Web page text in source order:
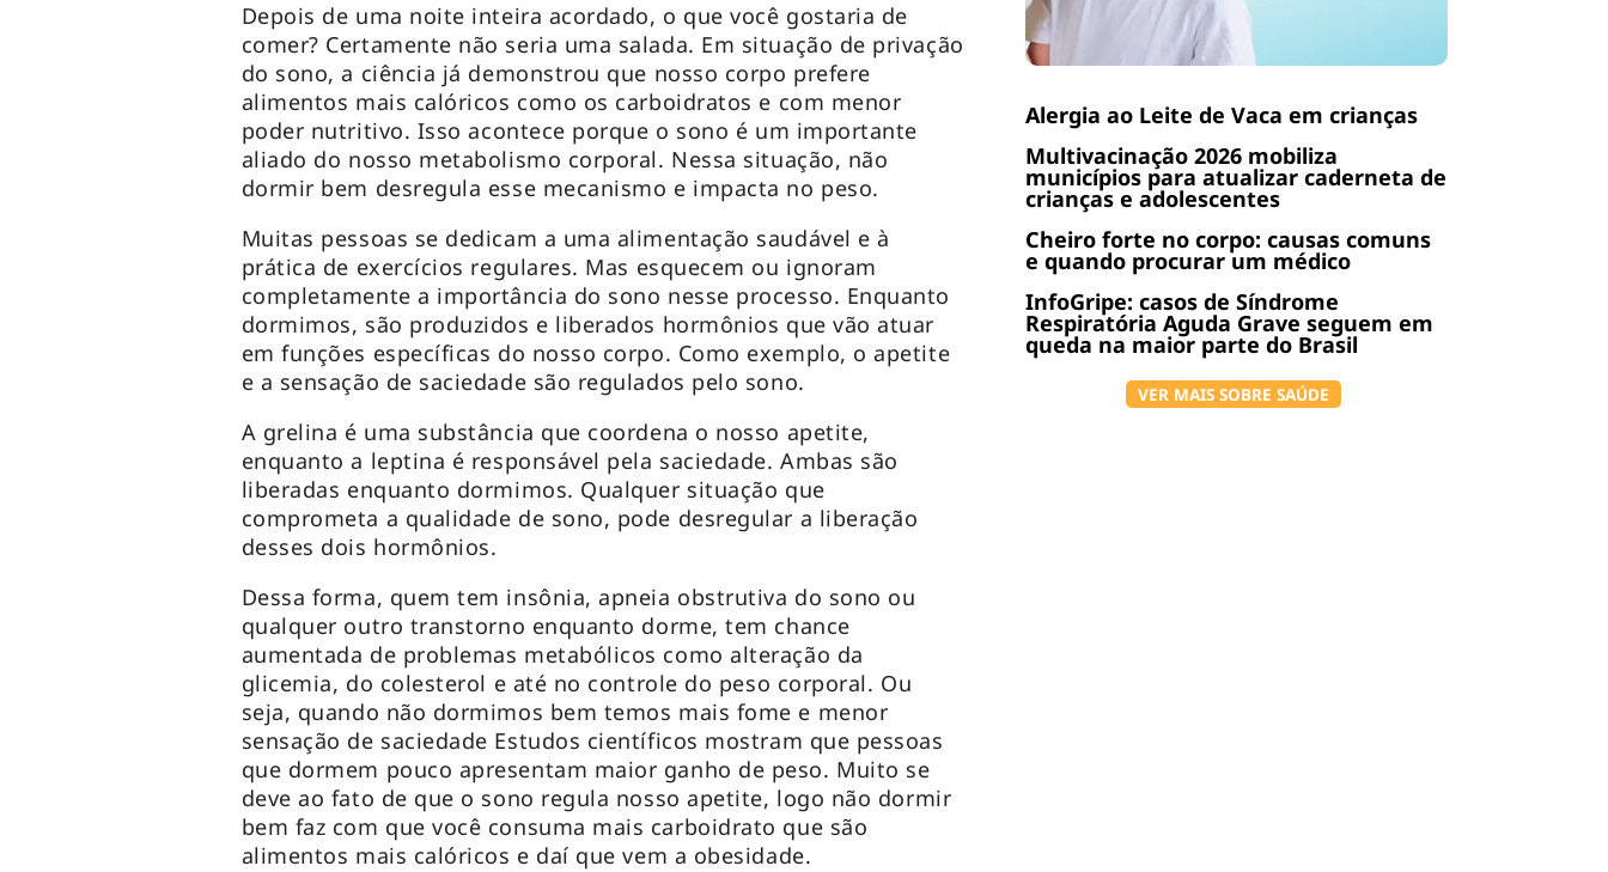
Alergia ao Leite de Vaca em crianças
Multivacinação 2026 mobiliza
municípios para atualizar caderneta de
crianças e adolescentes
Cheiro forte no corpo: causas comuns
e quando procurar um médico
InfoGripe: casos de Síndrome
Respiratória Aguda Grave seguem em
queda na maior parte do Brasil
VER MAIS SOBRE SAÚDE
Depois de uma noite inteira acordado, o que você gostaria de
comer? Certamente não seria uma salada. Em situação de privação
do sono, a ciência já demonstrou que nosso corpo prefere
alimentos mais calóricos como os carboidratos e com menor
poder nutritivo. Isso acontece porque o sono é um importante
aliado do nosso metabolismo corporal. Nessa situação, não
dormir bem desregula esse mecanismo e impacta no peso.
Muitas pessoas se dedicam a uma alimentação saudável e à
prática de exercícios regulares. Mas esquecem ou ignoram
completamente a importância do sono nesse processo. Enquanto
dormimos, são produzidos e liberados hormônios que vão atuar
em funções específicas do nosso corpo. Como exemplo, o apetite
e a sensação de saciedade são regulados pelo sono.
A grelina é uma substância que coordena o nosso apetite,
enquanto a leptina é responsável pela saciedade. Ambas são
liberadas enquanto dormimos. Qualquer situação que
comprometa a qualidade de sono, pode desregular a liberação
desses dois hormônios.
Dessa forma, quem tem insônia, apneia obstrutiva do sono ou
qualquer outro transtorno enquanto dorme, tem chance
aumentada de problemas metabólicos como alteração da
glicemia, do colesterol e até no controle do peso corporal. Ou
seja, quando não dormimos bem temos mais fome e menor
sensação de saciedade Estudos científicos mostram que pessoas
que dormem pouco apresentam maior ganho de peso. Muito se
deve ao fato de que o sono regula nosso apetite, logo não dormir
bem faz com que você consuma mais carboidrato que são
alimentos mais calóricos e daí que vem a obesidade.